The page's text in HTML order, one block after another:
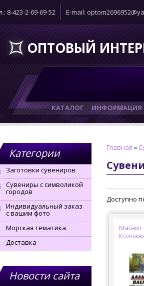
8-423-2-69-69-52 E-mail:
ОПТОВЫЙ
КАТАЛОГ ИНФОРМАЦИЯ
Категории
Заготовки сувениров
Сувениры с символикой
городов
Индивидуальный заказ
с вашим фото
Морская тематика
Доставка
Новости сайта
Главная »
Доступно
Магнит